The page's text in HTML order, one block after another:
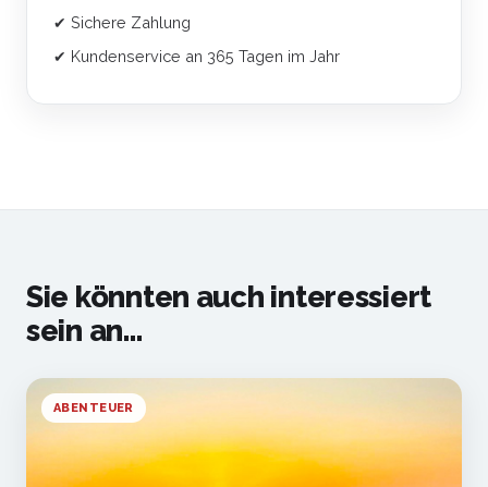
✔ Sichere Zahlung
✔ Kundenservice an 365 Tagen im Jahr
Sie könnten auch interessiert
sein an...
ABENTEUER